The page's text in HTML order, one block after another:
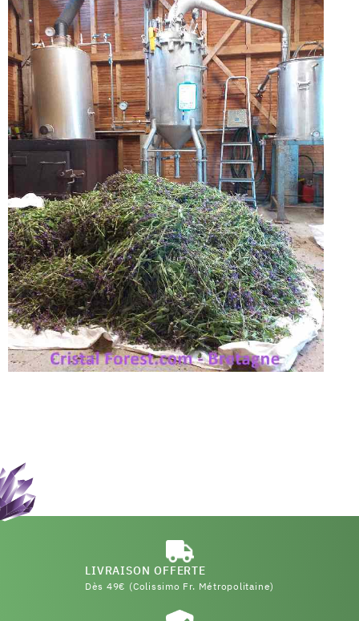
LIVRAISON OFFERTE
Dès 49€ (Colissimo Fr. Métropolitaine)